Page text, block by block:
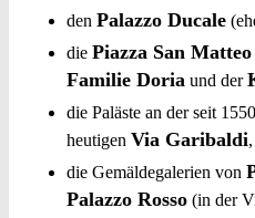
den Palazzo Ducale
die Piazza San Matteo
Familie Doria und der
die Paläste an der seit
heutigen Via Garibaldi
die Gemäldegalerien von
Palazzo Rosso (in der